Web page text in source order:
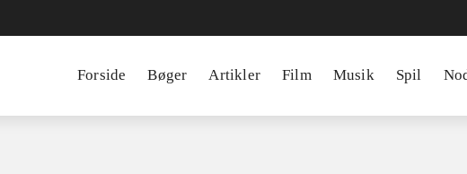
Forside Bøger Artikler Film Musik Spil